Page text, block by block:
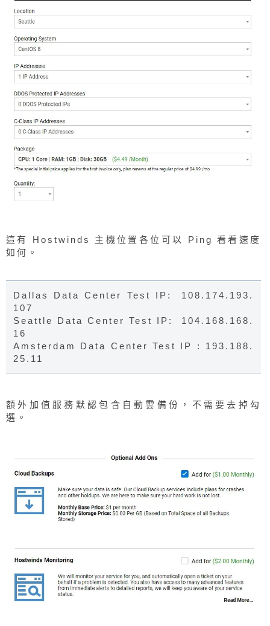
這有 Hostwinds 主機位置各位可以 Ping 看看速度
如何。
Dallas Data Center Test IP: 108.174.193.
107
Seattle Data Center Test IP: 104.168.168.
16
Amsterdam Data Center Test IP : 193.188.
25.11
額外加值服務默認包含自動雲備份，不需要去掉勾
選。